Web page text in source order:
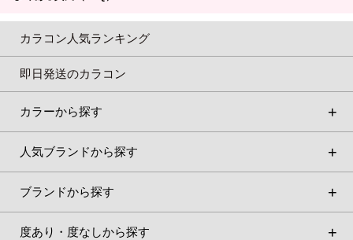
カラコン人気ランキング
即日発送のカラコン
カラーから探す
人気ブランドから探す
ブランドから探す
度あり・度なしから探す